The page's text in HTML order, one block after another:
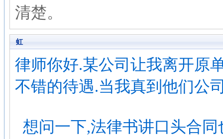
清楚。
虹
律师你好.某公司让我离开原
不错的待遇.当我真到他们公
想问一下,法律书讲口头合